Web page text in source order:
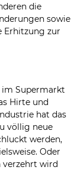
die
sowie
Erhitzung zur
im Supermarkt
Hirte und
hat das
völlig neue
werden,
Oder
verzehrt wird